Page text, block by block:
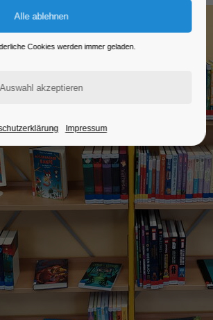
Cookies werden immer geladen.
Impressum